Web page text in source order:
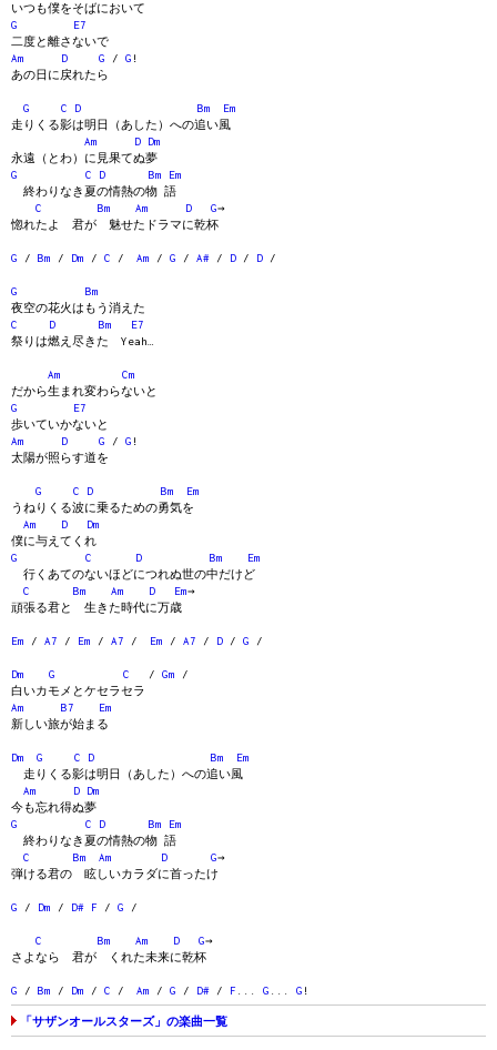
いつも僕をそばにおいて
G
E7
二度と離さないで
Am
D G / G !
あの日に戻れたら
G C D Bm
Em
走りくる影は明日（あした）への追い風
Am
D
Dm
永遠（とわ）に見果てぬ夢
G
C D Bm
Em
終わりなき夏の情熱の物 語
C
Bm Am D G→
惚れたよ 君が 魅せたドラマに乾杯
G / Bm / Dm / C / Am / G / A# / D / D /
G
Bm
夜空の花火はもう消えた
C
D Bm
E7
祭りは燃え尽きた Yeah…
Am
Cm
だから生まれ変わらないと
G
E7
歩いていかないと
Am
D G / G !
太陽が照らす道を
G C D Bm
Em
うねりくる波に乗るための勇気を
Am
D
Dm
僕に与えてくれ
G
C D Bm
Em
行くあてのないほどにつれぬ世の中だけど
C
Bm Am D Em→
頑張る君と 生きた時代に万歳
Em / A7 / Em / A7 / Em / A7 / D / G /
Dm G C / Gm /
白いカモメとケセラセラ
Am
B7
Em
新しい旅が始まる
Dm G C D Bm
Em
走りくる影は明日（あした）への追い風
Am
D
Dm
今も忘れ得ぬ夢
G
C D Bm
Em
終わりなき夏の情熱の物 語
C
Bm Am D G→
弾ける君の 眩しいカラダに首ったけ
G / Dm / D# F / G /
C Bm Am D G→
さよなら 君が くれた未来に乾杯
G / Bm / Dm / C / Am / G / D# / F G G !
「サザンオールスターズ」の楽曲一覧